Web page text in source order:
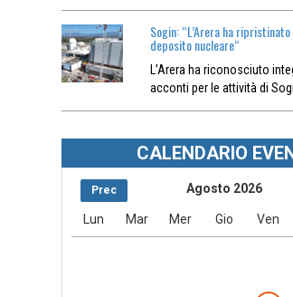
Sogin: “L’Arera ha
deposito nucleare“
L’Arera ha riconosciuto
acconti per le attività di
CALENDARIO
Prec Agosto 2026
Lun Mar Mer Gio Ven